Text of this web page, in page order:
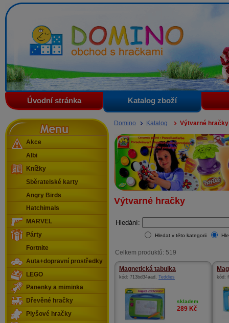
Domino - obchod s hračkami
Úvodní stránka Katalog zboží
Domino Katalog Výtvarné hračky
Výtvarné hračky
Hledání:
Hledat v této kategorii
Celkem produktů: 519
Magnetická tabulka
kód: 713bd34aad , Teddies
skladem
289 Kč
kód:
Menu
Akce
Albi
Knížky
Sběratelské karty
Angry Birds
Hatchimals
MARVEL
Párty
Fortnite
Auta+dopravní prostředky
LEGO
Panenky a miminka
Dřevěné hračky
Plyšové hračky